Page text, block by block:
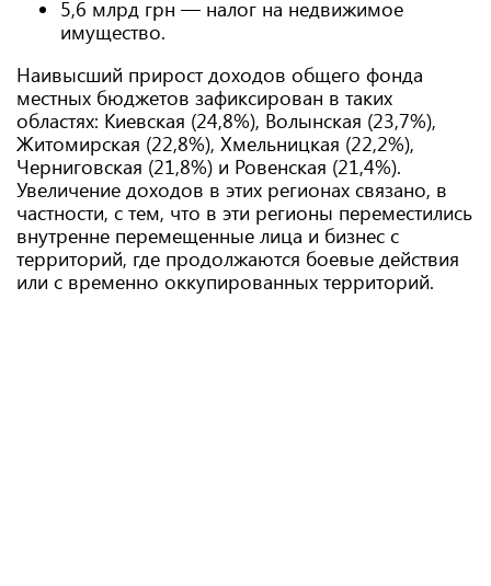
5,6 млрд грн — налог на недвижимое
имущество.
Наивысший прирост доходов общего фонда
местных бюджетов зафиксирован в таких
областях: Киевская (24,8%), Волынская (23,7%),
Житомирская (22,8%), Хмельницкая (22,2%),
Черниговская (21,8%) и Ровенская (21,4%).
Увеличение доходов в этих регионах связано, в
частности, с тем, что в эти регионы переместились
внутренне перемещенные лица и бизнес с
территорий, где продолжаются боевые действия
или с временно оккупированных территорий.